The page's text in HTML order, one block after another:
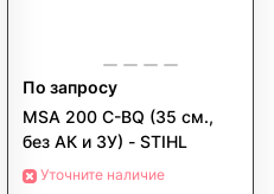
По запросу
MSA 200 C-BQ (35 см.,
без АК и ЗУ) - STIHL
Уточните наличие